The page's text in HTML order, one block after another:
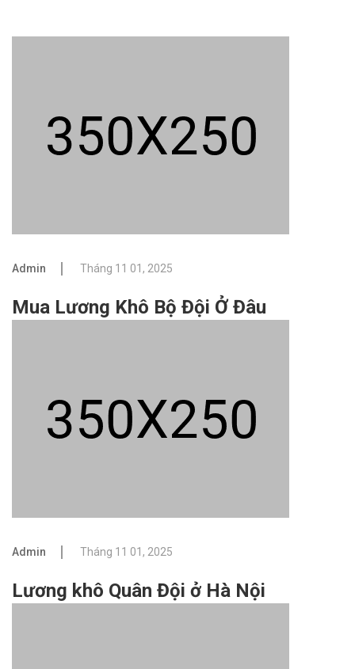
Admin Tháng 11 01, 2025
Mua Lương Khô Bộ Đội Ở Đâu
Admin Tháng 11 01, 2025
Lương khô Quân Đội ở Hà Nội